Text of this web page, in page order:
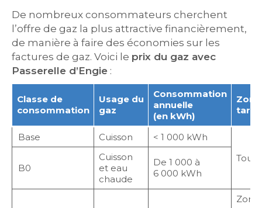
De nombreux consommateurs cherchent
l’offre de gaz la plus attractive financièrement,
de manière à faire des économies sur les
factures de gaz. Voici le prix du gaz avec
Passerelle d’Engie :
Classe de
consommation
Usage du
gaz
Consommation
annuelle
(en kWh)
Zone
Base Cuisson
< 1 000 kWh
B0
Cuisson
et eau
chaude
De 1 000 à
6 000 kWh
Zone